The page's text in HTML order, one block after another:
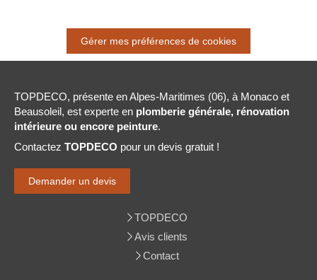
Gérer mes préférences de cookies
TOPDECO, présente en Alpes-Maritimes (06), à Monaco et
Beausoleil, est experte en plomberie générale, rénovation
intérieure ou encore peinture.
Contactez TOPDECO pour un devis gratuit !
Demander un devis
TOPDECO
Avis clients
Contact